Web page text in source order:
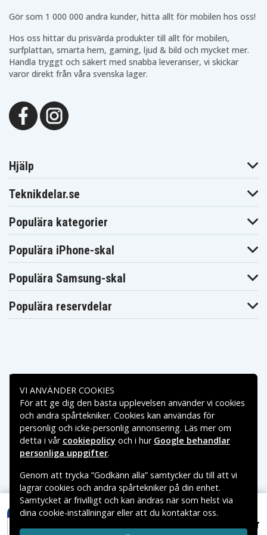
49 kr
Gör som 1 000 000 andra kunder, hitta allt för mobilen hos oss!
Hos oss hittar du prisvärda produkter till allt för mobilen,
surfplattan, smarta hem, gaming, ljud & bild och mycket mer.
Handla tryggt och säkert med snabba leveranser, vi skickar
varor direkt från våra svenska lager.
Hjälp
Teknikdelar.se
Populära kategorier
Populära iPhone-skal
Populära Samsung-skal
Populära reservdelar
Betalningsalternativ
Leveransalternativ
Copyright © 2026, Spares Nordic AB
VARUMÄRKEN SOM NÄMNS PÅ SIDAN TILLHÖR RESPEKTIVE
VI ANVÄNDER COOKIES
För att ge dig den bästa upplevelsen använder vi cookies
och andra spårtekniker. Cookies kan användas för
personlig och icke-personlig annonsering. Läs mer om
detta i vår cookiepolicy och i hur Google behandlar
personliga uppgifter.
Genom att trycka ”Godkänn alla” samtycker du till att vi
lagrar cookies och andra spårtekniker på din enhet.
Samtycket är frivilligt och kan ändras när som helst via
dina cookie-inställningar eller att du kontaktar oss.